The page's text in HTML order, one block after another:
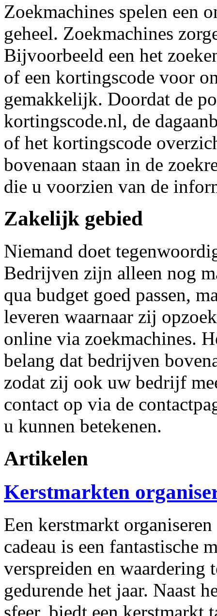
Zoekmachines spelen een
geheel. Zoekmachines
Bijvoorbeeld een het
of een kortingscode voor
gemakkelijk. Doordat de
kortingscode.nl, de
of het kortingscode
bovenaan staan in de
die u voorzien van de
Zakelijk gebied
Niemand doet
Bedrijven zijn alleen nog
qua budget goed passen,
leveren waarnaar zij
online via zoekmachines.
belang dat bedrijven
zodat zij ook uw bedrijf
contact op via de
u kunnen betekenen.
Artikelen
Kerstmarkten
Een kerstmarkt
cadeau is een fantastische
verspreiden en waardering
gedurende het jaar. Naast